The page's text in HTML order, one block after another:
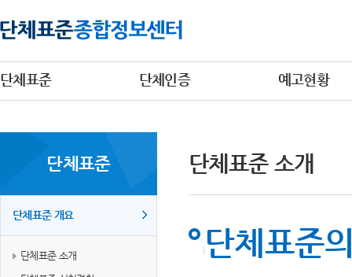
단체표준 단체인증 예고현황
단체표준
단체표준 개요
단체표준 소개
단체표준 소개
단체표준